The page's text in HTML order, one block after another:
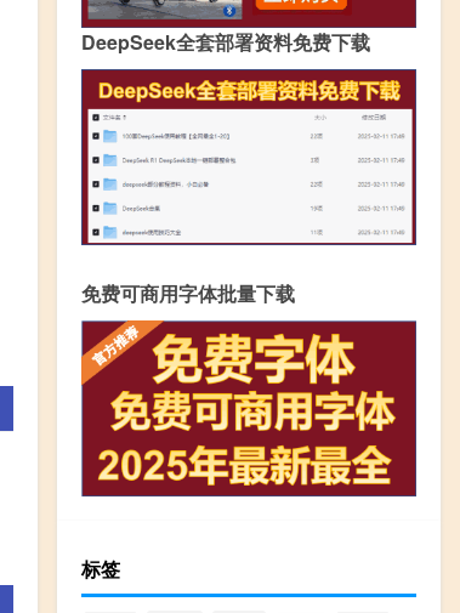
DeepSeek全套部署资料免费下载
免费可商用字体批量下载
标签